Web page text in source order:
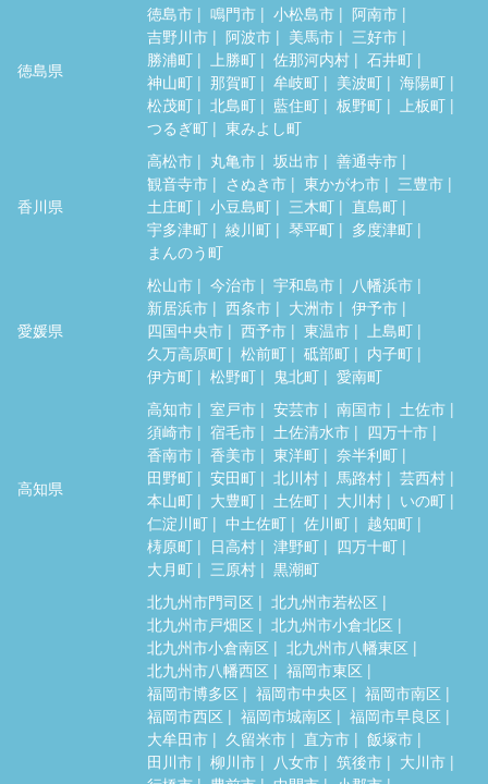
徳島県
徳島市 鳴門市 小松島市
阿南市
吉野川市
阿波市 美馬市
三好市
勝浦町
上勝町 佐那河内村
石井町
神山町
那賀町 牟岐町 美波町
海陽町
松茂町
北島町 藍住町 板野町
上板町
つるぎ町
東みよし町
香川県
高松市 丸亀市 坂出市
善通寺市
観音寺市
さぬき市 東かがわ市
三豊市
土庄町
小豆島町 三木町
直島町
宇多津町
綾川町 琴平町
多度津町
まんのう町
愛媛県
松山市 今治市 宇和島市
八幡浜市
新居浜市
西条市 大洲市
伊予市
四国中央市
西予市 東温市
上島町
久万高原町
松前町 砥部町
内子町
伊方町
松野町 鬼北町 愛南町
高知県
高知市 室戸市 安芸市 南国市
土佐市
須崎市
宿毛市 土佐清水市
四万十市
香南市
香美市 東洋町
奈半利町
田野町
安田町 北川村 馬路村
芸西村
本山町
大豊町 土佐町 大川村
いの町
仁淀川町
中土佐町 佐川町
越知町
梼原町
日高村 津野町
四万十町
大月町
三原村 黒潮町
北九州市門司区
北九州市若松区
北九州市戸畑区
北九州市小倉北区
北九州市小倉南区
北九州市八幡東区
北九州市八幡西区
福岡市東区
福岡市博多区
福岡市中央区
福岡市南区
福岡市西区
福岡市城南区
福岡市早良区
大牟田市
久留米市 直方市
飯塚市
田川市
柳川市 八女市 筑後市
大川市